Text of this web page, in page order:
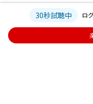
30秒試聴中 ロ